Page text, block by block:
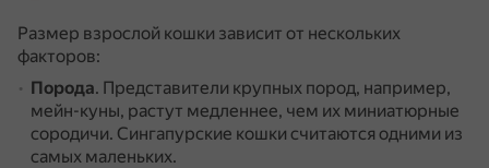
Размер взрослой кошки зависит от нескольких
факторов:
Порода. Представители крупных пород, например,
мейн-куны, растут медленнее, чем их миниатюрные
сородичи. Сингапурские кошки считаются одними из
самых маленьких.